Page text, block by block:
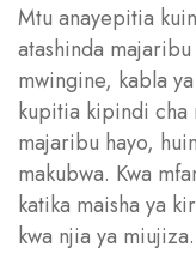
Mtu anayepitia
atashinda
mwingine, kabla
kupitia kipindi cha
majaribu hayo,
makubwa. Kwa
katika maisha ya
kwa njia ya miujiza.